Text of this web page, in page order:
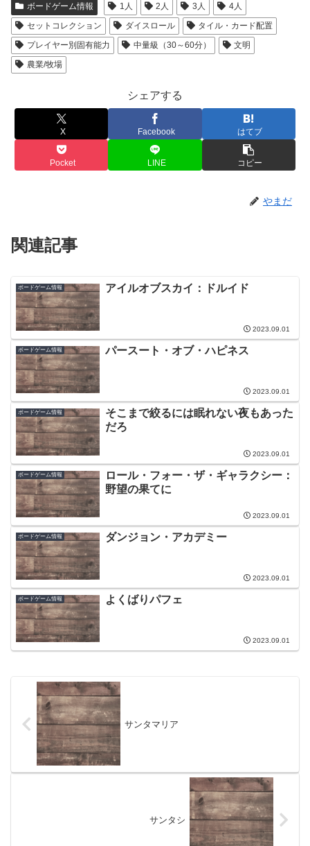
ボードゲーム情報 1人 2人 3人
4人
セットコレクション
ダイスロール
タイル・カード配置
プレイヤー別固有能力
中量級（30～60分）
文明
農業/牧場
シェアする
X Facebook はてブ
Pocket LINE コピー
やまだ
関連記事
ボードゲーム情報 アイルオブスカイ：ドルイド
2023.09.01
ボードゲーム情報 パースート・オブ・ハピネス
2023.09.01
ボードゲーム情報
そこまで絞るには眠れない夜もあった
だろ
2023.09.01
ボードゲーム情報
ロール・フォー・ザ・ギャラクシー：
野望の果てに
2023.09.01
ボードゲーム情報 ダンジョン・アカデミー
2023.09.01
ボードゲーム情報 よくばりパフェ
2023.09.01
サンタマリア
サンタシ